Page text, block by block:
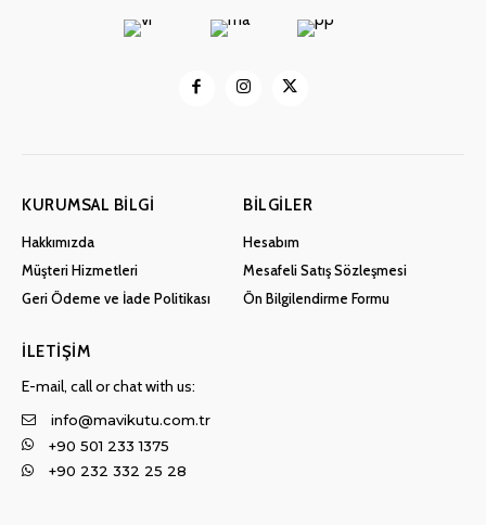
KURUMSAL BILGI
Hakkımızda
Müşteri Hizmetleri
Geri Ödeme ve İade Politikası
BILGILER
Hesabım
Mesafeli Satış Sözleşmesi
Ön Bilgilendirme Formu
İLETIŞIM
E-mail, call or chat with us:
info@mavikutu.com.tr
+90 501 233 1375
+90 232 332 25 28